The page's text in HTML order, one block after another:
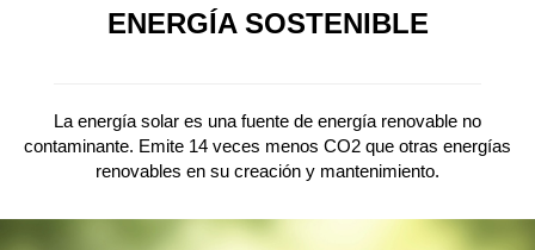
ENERGÍA SOSTENIBLE
La energía solar es una fuente de energía renovable no
contaminante. Emite 14 veces menos CO2 que otras energías
renovables en su creación y mantenimiento.